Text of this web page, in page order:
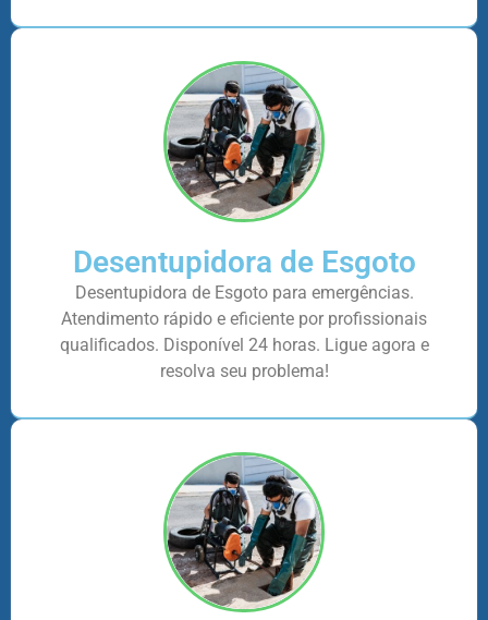
Desentupidora de Esgoto
Desentupidora de Esgoto para emergências.
Atendimento rápido e eficiente por profissionais
qualificados. Disponível 24 horas. Ligue agora e
resolva seu problema!